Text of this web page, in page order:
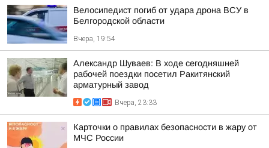
Велосипедист погиб от удара дрона ВСУ в
Белгородской области
Вчера, 19:54
Александр Шуваев: В ходе сегодняшней
рабочей поездки посетил Ракитянский
арматурный завод
Вчера, 23:33
Карточки о правилах безопасности в жару от
МЧС России